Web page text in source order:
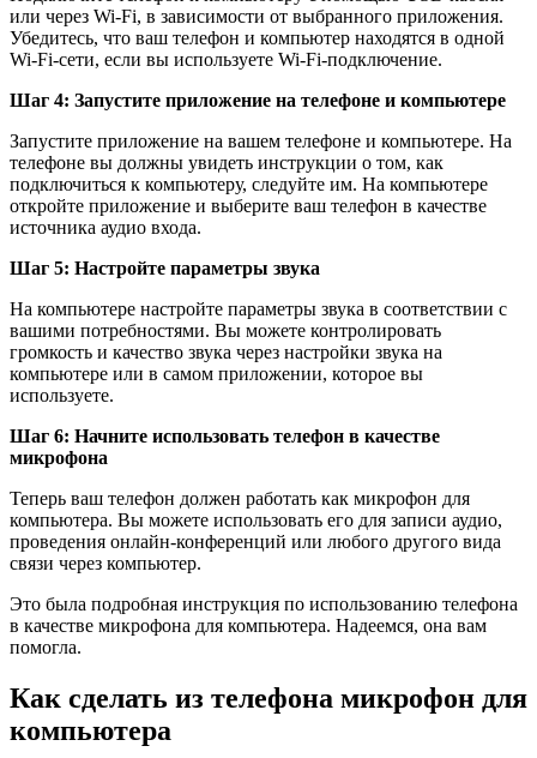
или через Wi-Fi, в зависимости от выбранного приложения.
Убедитесь, что ваш телефон и компьютер находятся в одной
Wi-Fi-сети, если вы используете Wi-Fi-подключение.
Шаг 4: Запустите приложение на телефоне и компьютере
Запустите приложение на вашем телефоне и компьютере. На
телефоне вы должны увидеть инструкции о том, как
подключиться к компьютеру, следуйте им. На компьютере
откройте приложение и выберите ваш телефон в качестве
источника аудио входа.
Шаг 5: Настройте параметры звука
На компьютере настройте параметры звука в соответствии с
вашими потребностями. Вы можете контролировать
громкость и качество звука через настройки звука на
компьютере или в самом приложении, которое вы
используете.
Шаг 6: Начните использовать телефон в качестве
микрофона
Теперь ваш телефон должен работать как микрофон для
компьютера. Вы можете использовать его для записи аудио,
проведения онлайн-конференций или любого другого вида
связи через компьютер.
Это была подробная инструкция по использованию телефона
в качестве микрофона для компьютера. Надеемся, она вам
помогла.
Как сделать из телефона микрофон для
компьютера